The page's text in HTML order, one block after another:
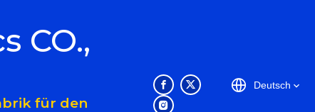
CO.,
für den
Deutsch